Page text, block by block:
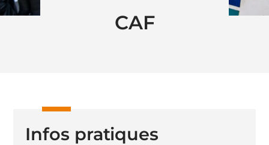
CAF
Infos pratiques